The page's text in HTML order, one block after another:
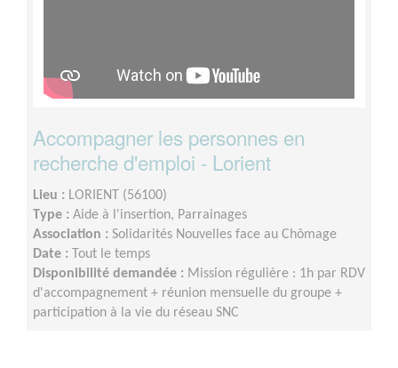
Accompagner les personnes en
recherche d'emploi - Lorient
Lieu : LORIENT (56100)
Type : Aide à l'insertion, Parrainages
Association : Solidarités Nouvelles face au Chômage
Date :
Tout le temps
Disponibilité demandée : Mission régulière : 1h par RDV
d'accompagnement + réunion mensuelle du groupe +
participation à la vie du réseau SNC